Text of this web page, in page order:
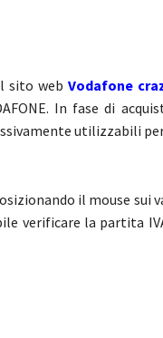
sito web Vodafone
In fase di
utilizzabili
il mouse sui
verificare la partita